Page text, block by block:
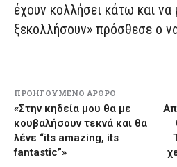
έχουν κολλήσει κάτω και
ξεκολλήσουν» πρόσθεσε ο
ΠΡΟΗΓΟΎΜΕΝΟ ΆΡΘΡΟ
«Στην κηδεία μου θα με
κουβαλήσουν τεκνά και θα
λένε “its amazing, its
fantastic”»